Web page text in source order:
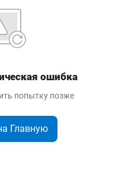
ошибка
попытку позже
Главную